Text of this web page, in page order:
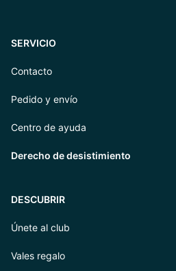
SERVICIO
Contacto
Pedido y envío
Centro de ayuda
Derecho de desistimiento
DESCUBRIR
Únete al club
Vales regalo